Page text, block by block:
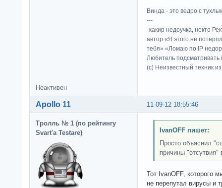
Винда - это ведро с
---
-хакир недоучка, некто
автор «Я этого не
тебя» «Ломаю по IP
Любитель подсматривать
(c) Неизвестный техник
Неактивен
11-09-12 18:55:46
Apollo 11
Тролль № 1 (по рейтингу
Svart'а Testare)
IvanOFF пишет:
Просто объяснил
причины "отсутвия"
Тот IvanOFF, которого
не перепутал вирусы и